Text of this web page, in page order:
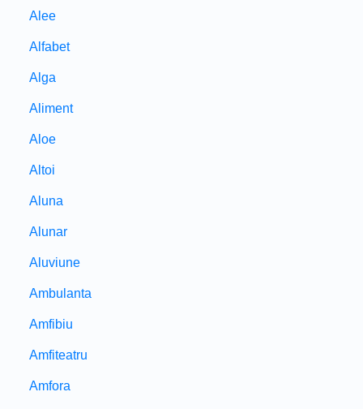
Alee
Alfabet
Alga
Aliment
Aloe
Altoi
Aluna
Alunar
Aluviune
Ambulanta
Amfibiu
Amfiteatru
Amfora